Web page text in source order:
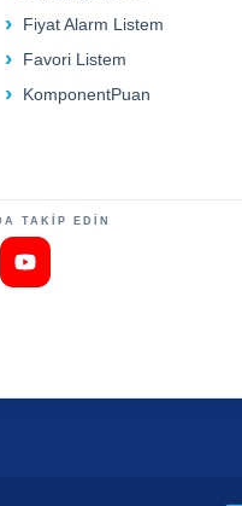
Fiyat Alarm Listem
Favori Listem
KomponentPuan
TAKİP EDİN